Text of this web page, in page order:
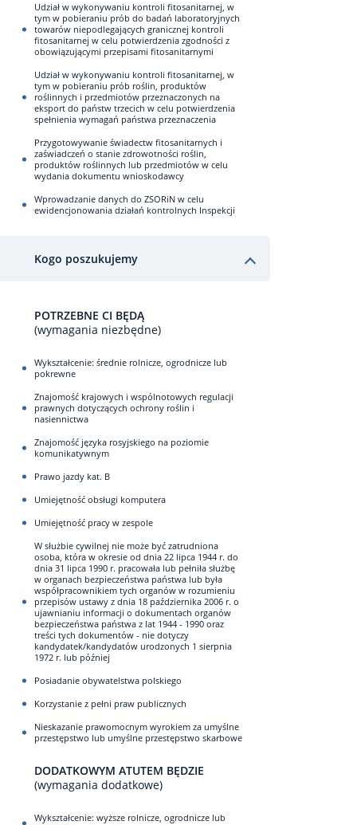
Udział w wykonywaniu kontroli fitosanitarnej, w
tym w pobieraniu prób do badań laboratoryjnych
towarów niepodlegających granicznej kontroli
fitosanitarnej w celu potwierdzenia zgodności z
obowiązującymi przepisami fitosanitarnymi
Udział w wykonywaniu kontroli fitosanitarnej, w
tym w pobieraniu prób roślin, produktów
roślinnych i przedmiotów przeznaczonych na
eksport do państw trzecich w celu potwierdzenia
spełnienia wymagań państwa przeznaczenia
Przygotowywanie świadectw fitosanitarnych i
zaświadczeń o stanie zdrowotności roślin,
produktów roślinnych lub przedmiotów w celu
wydania dokumentu wnioskodawcy
Wprowadzanie danych do ZSORiN w celu
ewidencjonowania działań kontrolnych Inspekcji
Kogo poszukujemy
POTRZEBNE CI BĘDĄ
(wymagania niezbędne)
Wykształcenie: średnie rolnicze, ogrodnicze lub
pokrewne
Znajomość krajowych i wspólnotowych regulacji
prawnych dotyczących ochrony roślin i
nasiennictwa
Znajomość języka rosyjskiego na poziomie
komunikatywnym
Prawo jazdy kat. B
Umiejętność obsługi komputera
Umiejętność pracy w zespole
W służbie cywilnej nie może być zatrudniona
osoba, która w okresie od dnia 22 lipca 1944 r. do
dnia 31 lipca 1990 r. pracowała lub pełniła służbę
w organach bezpieczeństwa państwa lub była
współpracownikiem tych organów w rozumieniu
przepisów ustawy z dnia 18 października 2006 r. o
ujawnianiu informacji o dokumentach organów
bezpieczeństwa państwa z lat 1944 - 1990 oraz
treści tych dokumentów - nie dotyczy
kandydatek/kandydatów urodzonych 1 sierpnia
1972 r. lub później
Posiadanie obywatelstwa polskiego
Korzystanie z pełni praw publicznych
Nieskazanie prawomocnym wyrokiem za umyślne
przestępstwo lub umyślne przestępstwo skarbowe
DODATKOWYM ATUTEM BĘDZIE
(wymagania dodatkowe)
Wykształcenie: wyższe rolnicze, ogrodnicze lub